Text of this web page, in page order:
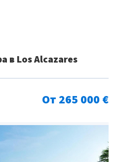
в Los Alcazares
От 265 000 €